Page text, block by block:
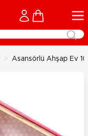
Cart
> Asansörlü Ahşap Ev